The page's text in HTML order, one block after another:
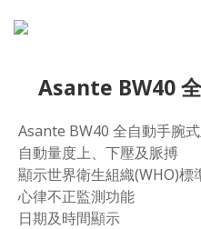
Asante BW40
Asante BW40 全自動手腕
自動量度上、下壓及脈搏
顯示世界衛生組織(WHO)標
心律不正監測功能
日期及時間顯示